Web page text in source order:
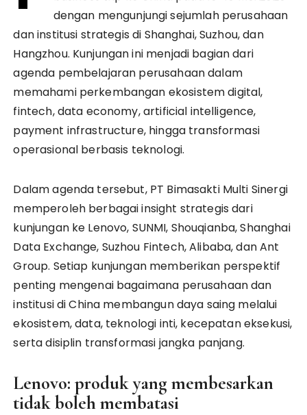
dengan mengunjungi sejumlah perusahaan
dan institusi strategis di Shanghai, Suzhou, dan
Hangzhou. Kunjungan ini menjadi bagian dari
agenda pembelajaran perusahaan dalam
memahami perkembangan ekosistem digital,
fintech, data economy, artificial intelligence,
payment infrastructure, hingga transformasi
operasional berbasis teknologi.
Dalam agenda tersebut, PT Bimasakti Multi Sinergi
memperoleh berbagai insight strategis dari
kunjungan ke Lenovo, SUNMI, Shouqianba, Shanghai
Data Exchange, Suzhou Fintech, Alibaba, dan Ant
Group. Setiap kunjungan memberikan perspektif
penting mengenai bagaimana perusahaan dan
institusi di China membangun daya saing melalui
ekosistem, data, teknologi inti, kecepatan eksekusi,
serta disiplin transformasi jangka panjang.
Lenovo: produk yang membesarkan
tidak boleh membatasi